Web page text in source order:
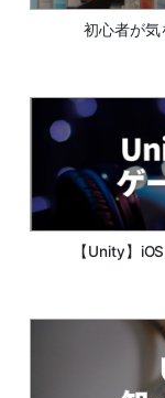
初心者が気
【Unity】